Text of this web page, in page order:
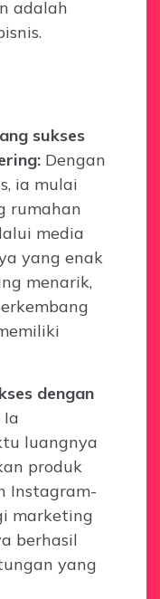
adalah
sukses
Dengan
ia mulai
rumahan
media
yang enak
menarik,
dengan
Ia
luangnya
produk
Instagram-
marketing
berhasil
yang